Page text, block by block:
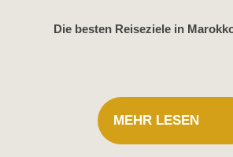
Die besten Reiseziele in
MEHR LESEN